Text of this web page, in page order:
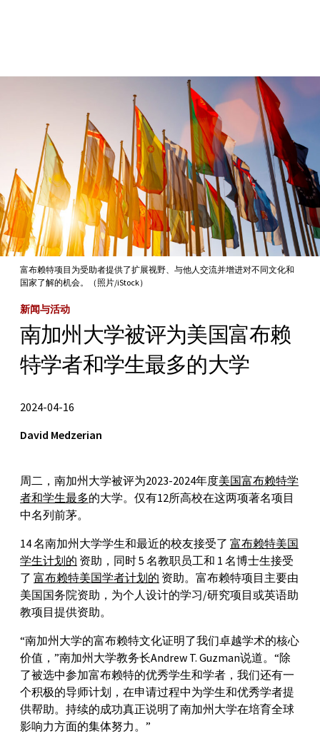
富布赖特项目为受助者提供了扩展视野、与他人交流并增进对不同文化和
国家了解的机会。（照片/iStock）
新闻与活动
南加州大学被评为美国富布赖
特学者和学生最多的大学
2024-04-16
David Medzerian
周二，南加州大学被评为2023-2024年度美国富布赖特学
者和学生最多的大学。仅有12所高校在这两项著名项目
中名列前茅。
14 名南加州大学学生和最近的校友接受了 富布赖特美国
学生计划的 资助，同时 5 名教职员工和 1 名博士生接受
了 富布赖特美国学者计划的 资助。富布赖特项目主要由
美国国务院资助，为个人设计的学习/研究项目或英语助
教项目提供资助。
“南加州大学的富布赖特文化证明了我们卓越学术的核心
价值，”南加州大学教务长Andrew T. Guzman说道。“除
了被选中参加富布赖特的优秀学生和学者，我们还有一
个积极的导师计划，在申请过程中为学生和优秀学者提
供帮助。持续的成功真正说明了南加州大学在培育全球
影响力方面的集体努力。”